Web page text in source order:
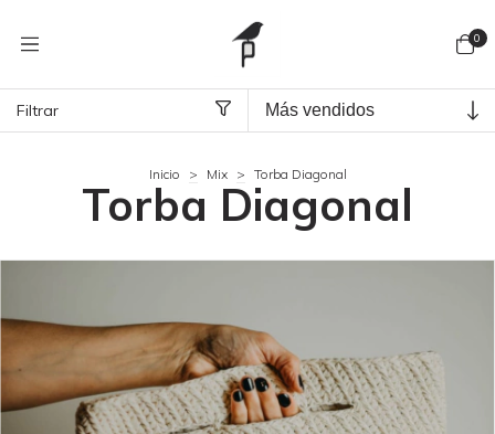
0
Filtrar
Inicio > Mix > Torba Diagonal
Torba Diagonal